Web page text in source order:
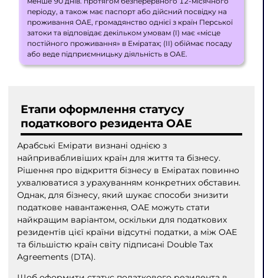
періоду, а також має паспорт або дійсний посвідку на
проживання ОАЕ, громадянство однієї з країн Перської
затоки та відповідає декільком умовам (I) має «місце
постійного проживання» в Еміратах; (II) обіймає посаду
або веде підприємницьку діяльність в ОАЕ.
Етапи оформлення статусу
податкового резидента ОАЕ
Арабські Емірати визнані однією з
найпривабливіших країн для життя та бізнесу.
Рішення про відкриття бізнесу в Еміратах повинно
ухвалюватися з урахуванням конкретних обставин.
Однак, для бізнесу, який шукає способи знизити
податкове навантаження, ОАЕ можуть стати
найкращим варіантом, оскільки для податкових
резидентів цієї країни відсутні податки, а між ОАЕ
та більшістю країн світу підписані Double Tax
Agreements (DTA).